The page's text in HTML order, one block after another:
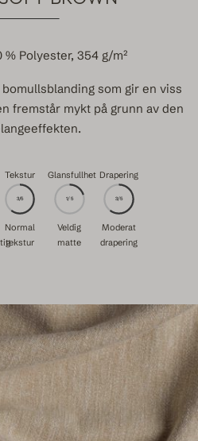
Polyester, 354 g/m²
som gir en viss
fremstår mykt på grunn av den
Tekstur
3/5
Normal
tekstur
Glansfullhet
1/5
Veldig
matte
Drapering
3/5
Moderat
drapering